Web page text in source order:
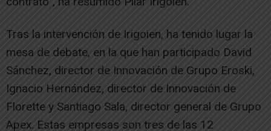
Tras la intervención de Irigoien, ha tenido lugar la
mesa de debate, en la que han participado David
Sánchez, director de Innovación de Grupo Eroski,
Ignacio Hernández, director de Innovación de
Florette y Santiago Sala, director general de Grupo
Apex. Estas empresas son tres de las 12